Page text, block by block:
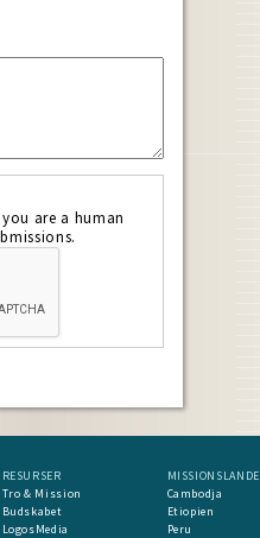
are a human
RESURSER
Tro & Mission
Budskabet
LogosMedia
MISSIONSLANDE
Cambodja
Etiopien
Peru